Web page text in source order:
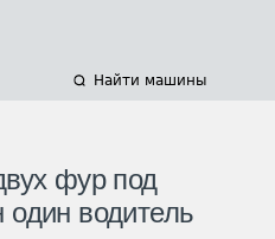
Найти машины
фур под
водитель